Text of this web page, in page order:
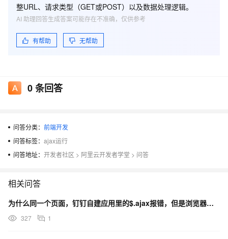
整URL、请求类型（GET或POST）以及数据处理逻辑。
有帮助 无帮助
AI 助理回答生成答案可能存在不准确，仅供参考
0条回答
问答分类： 前端开发
问答标签： ajax运行
问答地址： 开发者社区 > 阿里云开发者学堂 > 问答
相关问答
为什么同一个页面，钉钉自建应用里的$.ajax报错，但是浏览器里却运行正常
327 1